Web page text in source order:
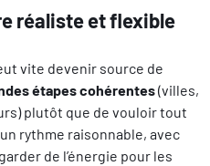
réaliste et flexible
vite devenir source de
étapes cohérentes(villes,
plutôt que de vouloir tout
rythme raisonnable, avec
de l’énergie pour les